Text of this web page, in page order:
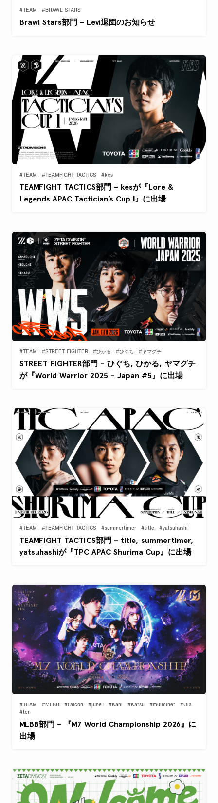
#TEAM #BRAWL STARS
Brawl Stars部門 – Levi退団のお知らせ
#TEAM #TEAMFIGHT TACTICS #kes
TEAMFIGHT TACTICS部門 – kesが『Lore &
Legends APAC Tactician’s Cup Ⅰ』に出場
#TEAM #STREET FIGHTER #ひかる #ひぐち #ヤマグチ
STREET FIGHTER部門 – ひぐち, ひかる, ヤマグチ
が『World Warrior 2025 – Japan #5』に出場
#TEAM #TEAMFIGHT TACTICS #summertimer #title #yatsuhashi
TEAMFIGHT TACTICS部門 – title, summertimer,
yatsuhashiが『TPC APAC Shurima Cup』に出場
#TEAM #MLBB #Falcon #june1 #Kani #Katsu #muiminet
#Ola
#ten
MLBB部門 – 『M7 World Championship 2026』に
出場